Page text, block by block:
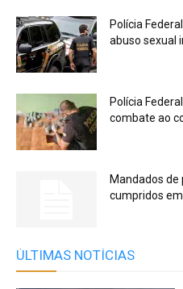
Polícia
abuso sexual
Polícia
combate ao
Mandados de
cumpridos em
ÚLTIMAS NOTÍCIAS